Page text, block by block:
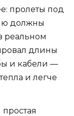
пролеты под
должны
реальном
длины
и кабели —
и легче